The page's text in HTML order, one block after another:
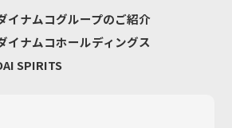
イナムコグループのご紹介
イナムコホールディングス
SPIRITS